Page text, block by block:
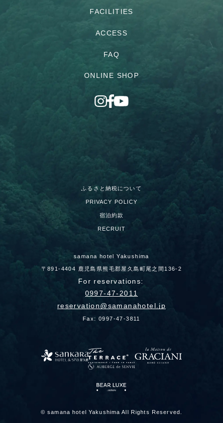
FACILITIES
ACCESS
FAQ
ONLINE SHOP
ふるさと納税について
PRIVACY POLICY
宿泊約款
RECRUIT
samana hotel Yakushima
〒891-4404 鹿児島県熊毛郡屋久島町尾之間136-2
For reservations:
0997-47-2011
reservation
samanahotel.jp
Fax: 0997-47-3811
© samana hotel Yakushima All Rights Reserved.